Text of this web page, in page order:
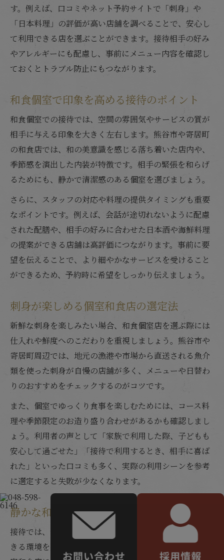
す。例えば、口コミやネット予約サイトで「刺身」や
「日本料理」の評価が高い店舗を調べることで、安心し
て利用できる店を選ぶことができます。接待相手の好み
やアレルギーにも配慮し、事前にメニュー内容を確認し
ておくとトラブル防止にもつながります。
和食個室で印象を高める接待のポイント
和食個室での接待では、空間の雰囲気やサービスの質が
相手に与える印象を大きく左右します。熊谷市や寄居町
の和食店では、和の美意識を感じる落ち着いた店内や、
季節感を演出した内装が特徴です。相手の緊張を和らげ
るためにも、静かで清潔感のある個室を選びましょう。
さらに、スタッフの対応や料理の提供タイミングも重要
なポイントです。例えば、会話が途切れないように配慮
された配膳や、相手の好みに合わせた日本酒や海鮮料理
の提案ができる店舗は高評価につながります。事前に要
望を伝えることで、より細やかなサービスを受けること
ができるため、予約時に希望をしっかり伝えましょう。
刺身が楽しめる個室和食店の選定法
新鮮な刺身を楽しみたい場合、和食個室店を選ぶ際には
仕入れや鮮度へのこだわりを重視しましょう。熊谷市や
寄居町周辺では、地元の漁港や市場から直送される魚介
類を使った刺身が自慢の店舗が多く、メニューや日替わ
りのおすすめをチェックするのがコツです。
また、個室でゆっくり食事を楽しむためには、コース料
理や季節限定のお造り盛り合わせがあるかも確認しまし
ょう。利用者の声として「家族で利用した際、子どもも
安心して過ごせた」「接待で利用するとき、相手に喜ば
れた」といった口コミも多く、実際の利用シーンを参考
に選定すると失敗が少なくなります。
静かな和食個室を接待で活用するコツ
接待では、静かな和食個室を選ぶことで、会話に集中で
きる環境を整えることが大切です。熊谷市や寄居町の個